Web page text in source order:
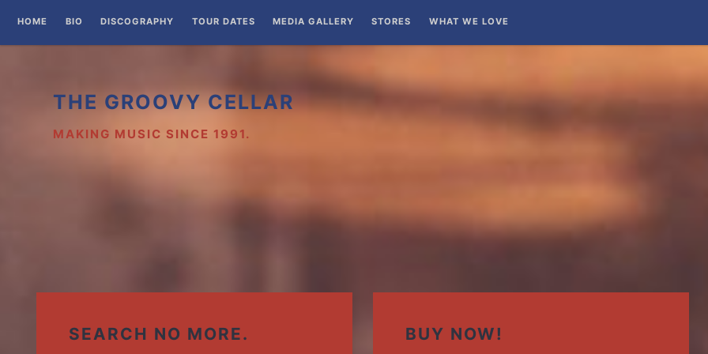
Inhalt
springen
HOME BIO DISCOGRAPHY TOUR DATES MEDIA GALLERY STORES WHAT WE LOVE
THE GROOVY CELLAR
MAKING MUSIC SINCE 1991.
SEARCH NO MORE. BUY NOW!